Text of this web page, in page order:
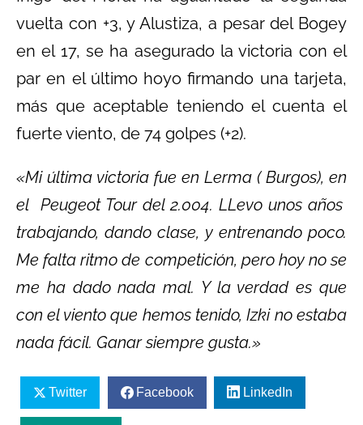
vuelta con +3, y Alustiza, a pesar del Bogey
en el 17, se ha asegurado la victoria con el
par en el último hoyo firmando una tarjeta,
más que aceptable teniendo el cuenta el
fuerte viento, de 74 golpes (+2).
«Mi última victoria fue en Lerma ( Burgos), en
el Peugeot Tour del 2.004. LLevo unos años
trabajando, dando clase, y entrenando poco.
Me falta ritmo de competición, pero hoy no se
me ha dado nada mal. Y la verdad es que
con el viento que hemos tenido, Izki no estaba
nada fácil. Ganar siempre gusta.»
Twitter Facebook LinkedIn